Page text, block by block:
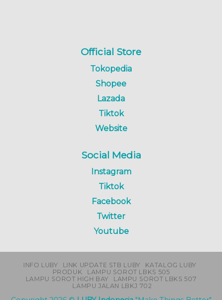
Official Store
Tokopedia
Shopee
Lazada
Tiktok
Website
Social Media
Instagram
Tiktok
Facebook
Twitter
Youtube
INFO LUBY LINK UPDATE STB LUBY
KATALOG LUBY
PRODUK
LAMPU SOROT LBKS 505
LAMPU SOROT HIGH BAY
LAMPU SOROT LBKS 507
LAMPU JALAN LBKJ 702